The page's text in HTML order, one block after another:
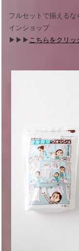
フルセットで揃える
インショップ
▶︎▶︎▶︎ こちらをクリ